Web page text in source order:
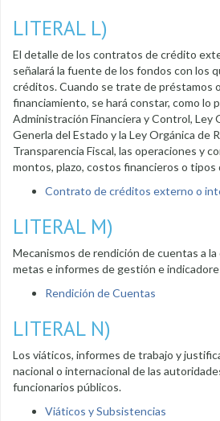
LITERAL L)
El detalle de los contratos de crédito
señalará la fuente de los fondos con los
créditos. Cuando se trate de préstamos
financiamiento, se hará constar, como lo
Administración Financiera y Control, Ley
Generla del Estado y la Ley Orgánica de
Transparencia Fiscal, las operaciones y
montos, plazo, costos financieros o tipos
Contrato de créditos externo o
LITERAL M)
Mecanismos de rendición de cuentas a
metas e informes de gestión e
Rendición de Cuentas
LITERAL N)
Los viáticos, informes de trabajo y
nacional o internacional de las
funcionarios públicos.
Viáticos y Subsistencias